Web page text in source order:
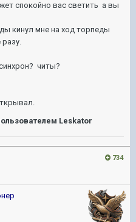
спокойно вас светить а вы
кинул мне на ход торпеды
разу.
читы?
Leskator
734